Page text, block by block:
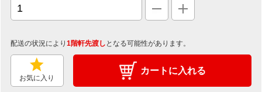
配送の状況により 1階軒先渡し となる可能性があります。
お気に入り
カートに入れる